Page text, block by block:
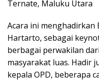
Ternate, Maluku Utara
Acara ini menghadirkan
Hartarto, sebagai
berbagai perwakilan
masyarakat luas. Hadir
kepala OPD, beberapa